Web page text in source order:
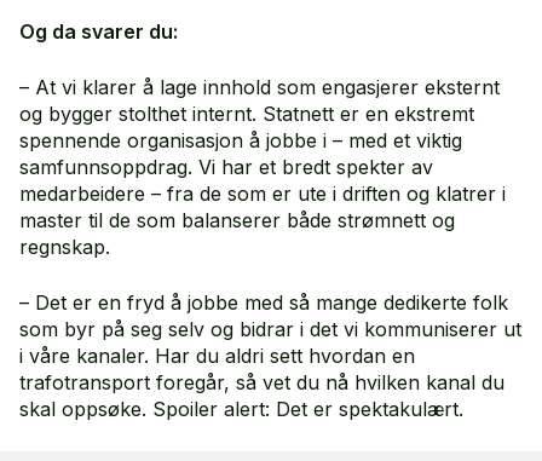
Og da svarer du:
– At vi klarer å lage innhold som engasjerer eksternt
og bygger stolthet internt. Statnett er en ekstremt
spennende organisasjon å jobbe i – med et viktig
samfunnsoppdrag. Vi har et bredt spekter av
medarbeidere – fra de som er ute i driften og klatrer i
master til de som balanserer både strømnett og
regnskap.
– Det er en fryd å jobbe med så mange dedikerte folk
som byr på seg selv og bidrar i det vi kommuniserer ut
i våre kanaler. Har du aldri sett hvordan en
trafotransport foregår, så vet du nå hvilken kanal du
skal oppsøke. Spoiler alert: Det er spektakulært.